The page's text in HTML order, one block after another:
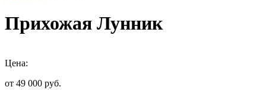
Прихожая Лунник
Цена:
от 49 000 руб.